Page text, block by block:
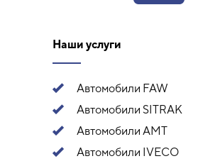
Наши услуги
Автомобили FAW
Автомобили SITRAK
Автомобили АМТ
Автомобили IVECO